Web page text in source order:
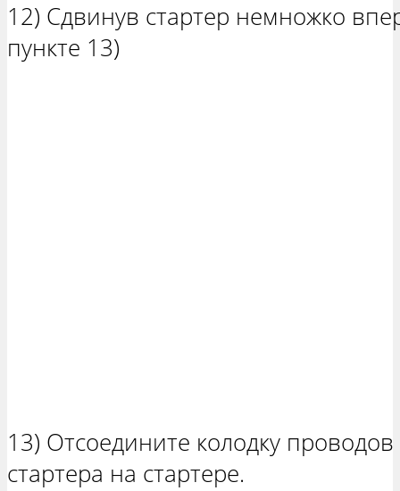
12) Сдвинув стартер немножко
пункте 13)
13) Отсоедините колодку
стартера на стартере.